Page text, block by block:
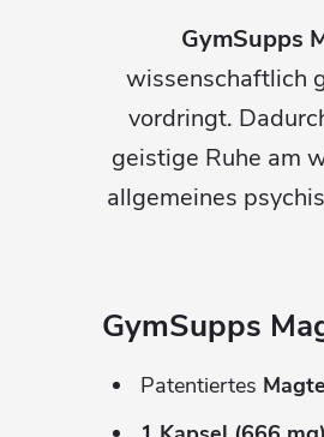
GymSupps
wissenschaftlich
vordringt.
geistige Ruhe am
allgemeines
GymSupps
Patentiertes